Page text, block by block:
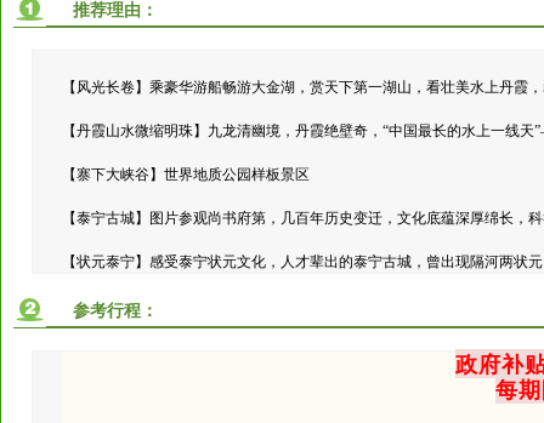
推荐理由：
【风光长卷】乘豪华游船畅游大金湖，赏天下第一湖山，看壮美水上丹霞
【丹霞山水微缩明珠】九龙清幽境，丹霞绝壁奇，“中国最长的水上一线
【寨下大峡谷】世界地质公园样板景区
【泰宁古城】图片参观尚书府第，几百年历史变迁，文化底蕴深厚绵长，
【状元泰宁】感受泰宁状元文化，人才辈出的泰宁古城，曾出现隔河两状
参考行程：
政府补
每